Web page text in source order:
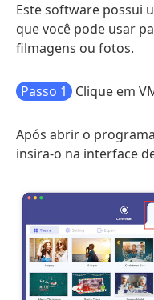
Este software possui
que você pode usar
filmagens ou fotos.
Passo 1 Clique em
Após abrir o
insira-o na interface